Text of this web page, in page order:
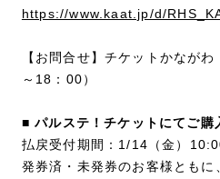
https://www.kaat.jp/d/
【お問合せ】チケットかな
～18：00）
■ パルステ！チケットにてご購
払戻受付期間：1/14（金）
発券済・未発券のお客様とも